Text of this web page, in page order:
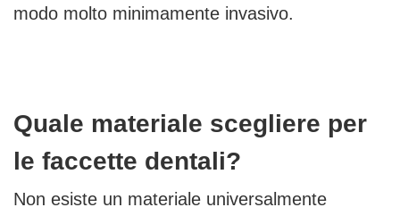
modo molto minimamente invasivo.
Quale materiale scegliere per
le faccette dentali?
Non esiste un materiale universalmente